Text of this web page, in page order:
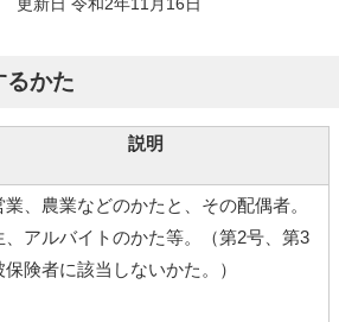
るかた
説明
業、農業などのかたと、その配偶者。
、アルバイトのかた等。（第2号、第3
保険者に該当しないかた。）